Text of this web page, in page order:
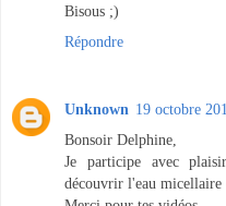
Bisous ;)
Répondre
Unknown 19 octobre
Bonsoir Delphine,
Je participe avec
découvrir l'eau